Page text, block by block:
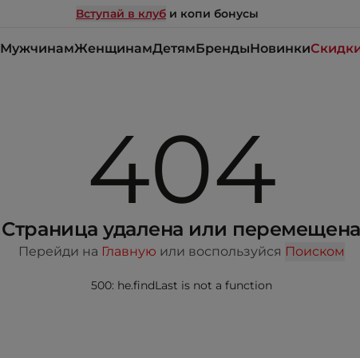
Вступай в клуб и копи бонусы
МужчинамЖенщинамДетямБрендыНовинки
404
Страница удалена или перемещена
Перейди на Главную или воспользуйся Поиском
500: he.findLast is not a function